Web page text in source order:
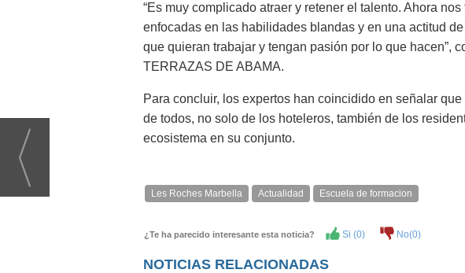
“Es muy complicado atraer y retener el talento. Ahora
enfocadas en las habilidades blandas y en una actitud
que quieran trabajar y tengan pasión por lo que hacen”,
TERRAZAS DE ABAMA.
Para concluir, los expertos han coincidido en señalar
de todos, no solo de los hoteleros, también de los
ecosistema en su conjunto.
Les Roches Marbella Actualidad Escuela de formacion
¿Te ha parecido interesante esta noticia? Si (0) No(0)
NOTICIAS RELACIONADAS